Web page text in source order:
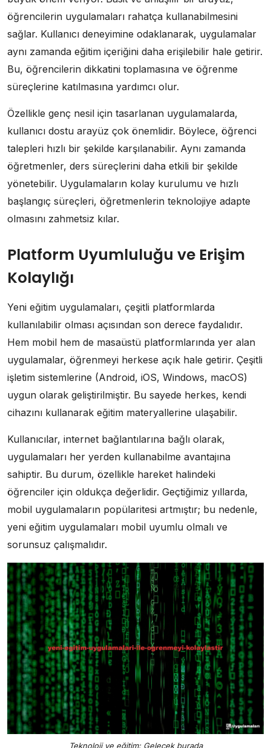
öğrencilerin uygulamaları rahatça kullanabilmesini
sağlar. Kullanıcı deneyimine odaklanarak, uygulamalar
aynı zamanda eğitim içeriğini daha erişilebilir hale getirir.
Bu, öğrencilerin dikkatini toplamasına ve öğrenme
süreçlerine katılmasına yardımcı olur.
Özellikle genç nesil için tasarlanan uygulamalarda,
kullanıcı dostu arayüz çok önemlidir. Böylece, öğrenci
talepleri hızlı bir şekilde karşılanabilir. Aynı zamanda
öğretmenler, ders süreçlerini daha etkili bir şekilde
yönetebilir. Uygulamaların kolay kurulumu ve hızlı
başlangıç süreçleri, öğretmenlerin teknolojiye adapte
olmasını zahmetsiz kılar.
Platform Uyumluluğu ve Erişim
Kolaylığı
Yeni eğitim uygulamaları, çeşitli platformlarda
kullanılabilir olması açısından son derece faydalıdır.
Hem mobil hem de masaüstü platformlarında yer alan
uygulamalar, öğrenmeyi herkese açık hale getirir. Çeşitli
işletim sistemlerine (Android, iOS, Windows, macOS)
uygun olarak geliştirilmiştir. Bu sayede herkes, kendi
cihazını kullanarak eğitim materyallerine ulaşabilir.
Kullanıcılar, internet bağlantılarına bağlı olarak,
uygulamaları her yerden kullanabilme avantajına
sahiptir. Bu durum, özellikle hareket halindeki
öğrenciler için oldukça değerlidir. Geçtiğimiz yıllarda,
mobil uygulamaların popülaritesi artmıştır; bu nedenle,
yeni eğitim uygulamaları mobil uyumlu olmalı ve
sorunsuz çalışmalıdır.
Teknoloji ve eğitim: Gelecek burada